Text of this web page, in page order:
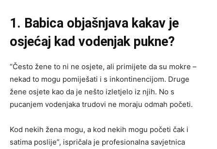
1. Babica objašnjava kakav je
osjećaj kad vodenjak pukne?
“Često žene to ni ne osjete, ali primijete da su mokre –
nekad to mogu pomiješati i s inkontinencijom. Druge
žene osjete kao da je nešto izletjelo iz njih. No s
pucanjem vodenjaka trudovi ne moraju odmah početi.
Kod nekih žena mogu, a kod nekih mogu početi čak i
satima poslije”, ispričala je profesionalna savjetnica